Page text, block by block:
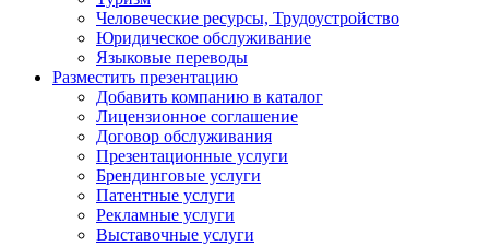
Человеческие ресурсы, Трудоустройство
Юридическое обслуживание
Языковые переводы
Разместить презентацию
Добавить компанию в каталог
Лицензионное соглашение
Договор обслуживания
Презентационные услуги
Брендинговые услуги
Патентные услуги
Рекламные услуги
Выставочные услуги